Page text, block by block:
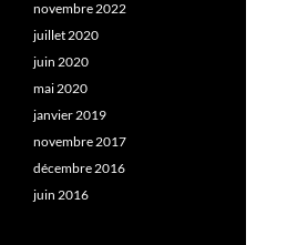
novembre 2022
juillet 2020
juin 2020
mai 2020
janvier 2019
novembre 2017
décembre 2016
juin 2016